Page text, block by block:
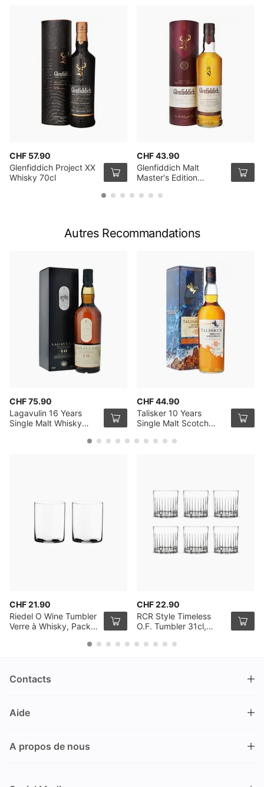
CHF 57.90
Glenfiddich Project XX
Whisky 70cl
CHF 43.90
Glenfiddich Malt
Master's Edition
Autres Recommandations
CHF 75.90
Lagavulin 16 Years
Single Malt Whisky
CHF 44.90
Talisker 10 Years
Single Malt Scotch
CHF 21.90
Riedel O Wine Tumbler
Verre à Whisky, Pack
CHF 22.90
RCR Style Timeless
O.F. Tumbler 31cl,
Contacts
Nüschelerstrasse 35
Suisse
Aide
Processus de commande
A propos de nous